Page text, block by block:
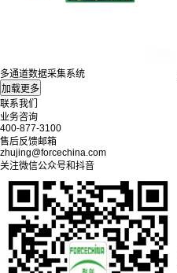
多通道数据采集系统
联系我们
业务咨询
400-877-3100
售后反馈邮箱
zhujing@forcechina.com
关注微信公众号和抖音